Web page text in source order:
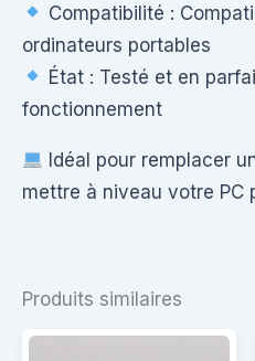
Compatibilité :
ordinateurs portables
État : Testé et en
fonctionnement
Idéal pour remplacer
mettre à niveau votre PC
Produits similaires